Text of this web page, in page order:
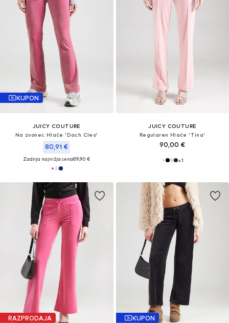
KUPON
JUICY COUTURE
Na zvonec Hlače 'Dach Cleo'
80,91 €
Zadnja najnižja cena89,90 €
JUICY COUTURE
Regularen Hlače 'Tina'
90,00 €
+1
RAZPRODAJA KUPON